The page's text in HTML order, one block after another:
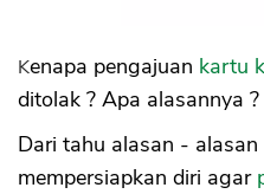
Kenapa pengajuan kartu
ditolak ? Apa alasannya ?
Dari tahu alasan - alasan
mempersiapkan diri agar